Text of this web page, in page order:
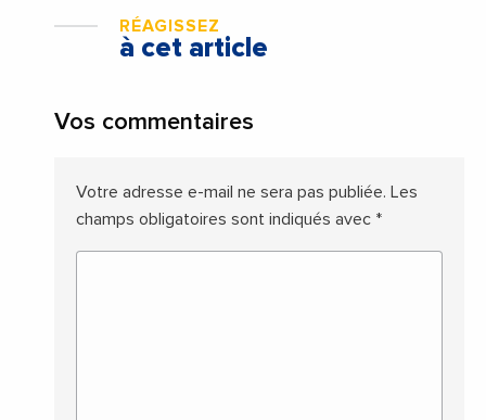
RÉAGISSEZ
à cet article
Vos commentaires
Votre adresse e-mail ne sera pas publiée. Les
champs obligatoires sont indiqués avec *